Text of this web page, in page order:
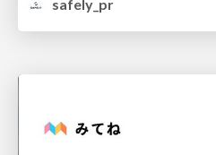
safely_pr